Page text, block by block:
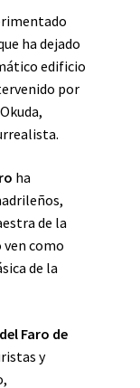
ha dejado
edificio
por
ha
de la
como
de la
Faro de
y